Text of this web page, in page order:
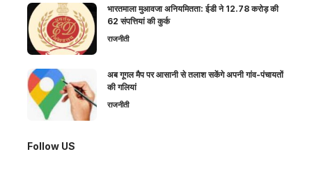
भारतमाला मुआवजा अनियमितता: ईडी ने 12.78 करोड़ की
62 संपत्तियां की कुर्क
राजनीती
अब गूगल मैप पर आसानी से तलाश सकेंगे अपनी गांव-पंचायतों
की गलियां
राजनीती
Follow US